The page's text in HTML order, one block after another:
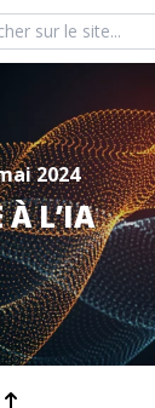
2024
À L’IA